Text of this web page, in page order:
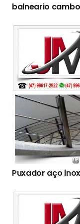
balneario
Puxador aço